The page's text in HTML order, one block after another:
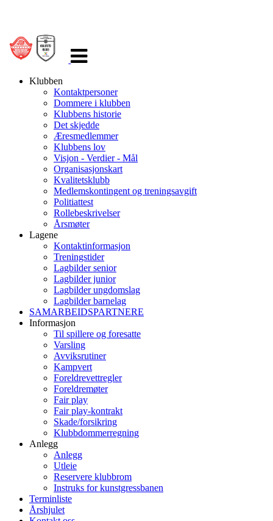
navigasjon
Klubben
Kontaktpersoner
Dommere i klubben
Klubbens historie
Det skjedde
Æresmedlemmer
Klubbens lov
Visjon - Verdier - Mål
Organisasjonskart
Kvalitetsklubb
Medlemskontingent og treningsavgift
Politiattest
Rollebeskrivelser
Årsmøter
Lagene
Kontaktinformasjon
Treningstider
Lagbilder senior
Lagbilder junior
Lagbilder ungdomslag
Lagbilder barnelag
SAMARBEIDSPARTNERE
Informasjon
Til spillere og foresatte
Varsling
Avviksrutiner
Kampvert
Foreldrevettregler
Foreldremøter
Fair play
Fair play-kontrakt
Skade/forsikring
Klubbdommerregning
Anlegg
Anlegg
Utleie
Reservere klubbrom
Instruks for kunstgressbanen
Terminliste
Årshjulet